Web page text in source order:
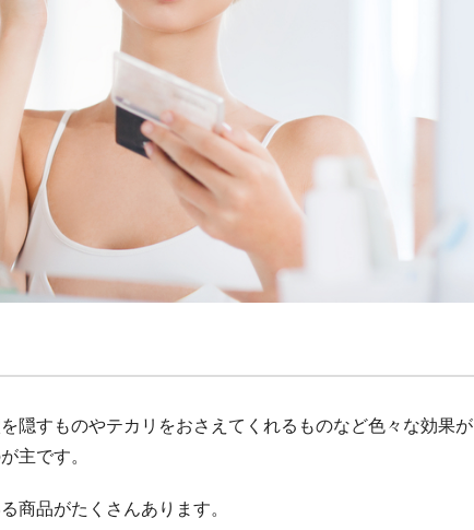
隠すものやテカリをおさえてくれるものなど色々な効果が
主です。
商品がたくさんあります。